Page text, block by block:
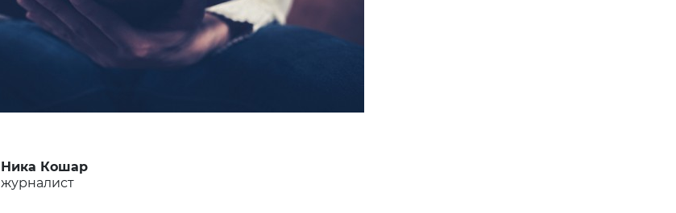
Ника Кошар
журналист